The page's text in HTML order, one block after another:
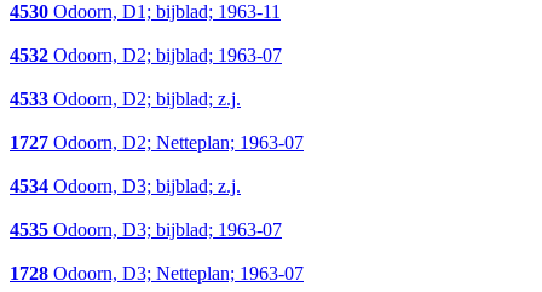
4530 Odoorn, D1; bijblad; 1963-11
4532 Odoorn, D2; bijblad; 1963-07
4533 Odoorn, D2; bijblad; z.j.
1727 Odoorn, D2; Netteplan; 1963-07
4534 Odoorn, D3; bijblad; z.j.
4535 Odoorn, D3; bijblad; 1963-07
1728 Odoorn, D3; Netteplan; 1963-07